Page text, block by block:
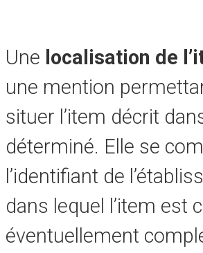
Une localisation de
une mention
situer l’item décrit
déterminé. Elle se
l’identifiant de
dans lequel l’item est
éventuellement